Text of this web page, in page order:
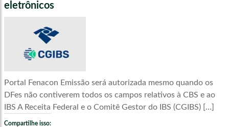
eletrônicos
Portal Fenacon Emissão será autorizada mesmo quando os
DFes não contiverem todos os campos relativos à CBS e ao
IBS A Receita Federal e o Comitê Gestor do IBS (CGIBS) […]
Compartilhe isso: